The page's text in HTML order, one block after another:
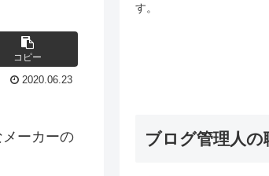
コピー
2020.06.23
ーカーの
す。
ブログ管理人の